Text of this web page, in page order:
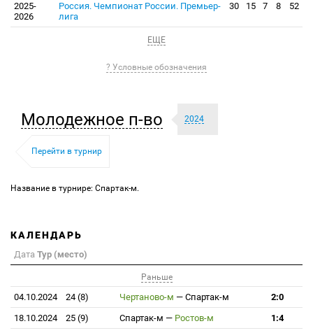
2025-
2026
Россия. Чемпионат России. Премьер-
лига
30 15 7 8 52
ЕЩЕ
? Условные обозначения
Молодежное п-во 2024
Перейти в турнир
Название в турнире: Спартак-м.
КАЛЕНДАРЬ
Дата Тур (место)
Раньше
04.10.2024 24 (8) Чертаново-м — Спартак-м
2:0
18.10.2024
25 (9) Спартак-м — Ростов-м
1:4